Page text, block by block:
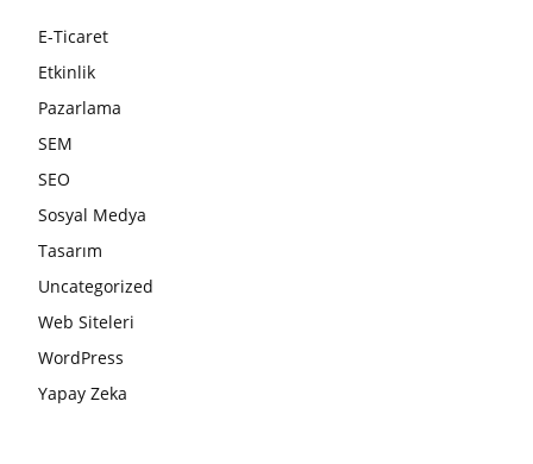
E-Ticaret
Etkinlik
Pazarlama
SEM
SEO
Sosyal Medya
Tasarım
Uncategorized
Web Siteleri
WordPress
Yapay Zeka